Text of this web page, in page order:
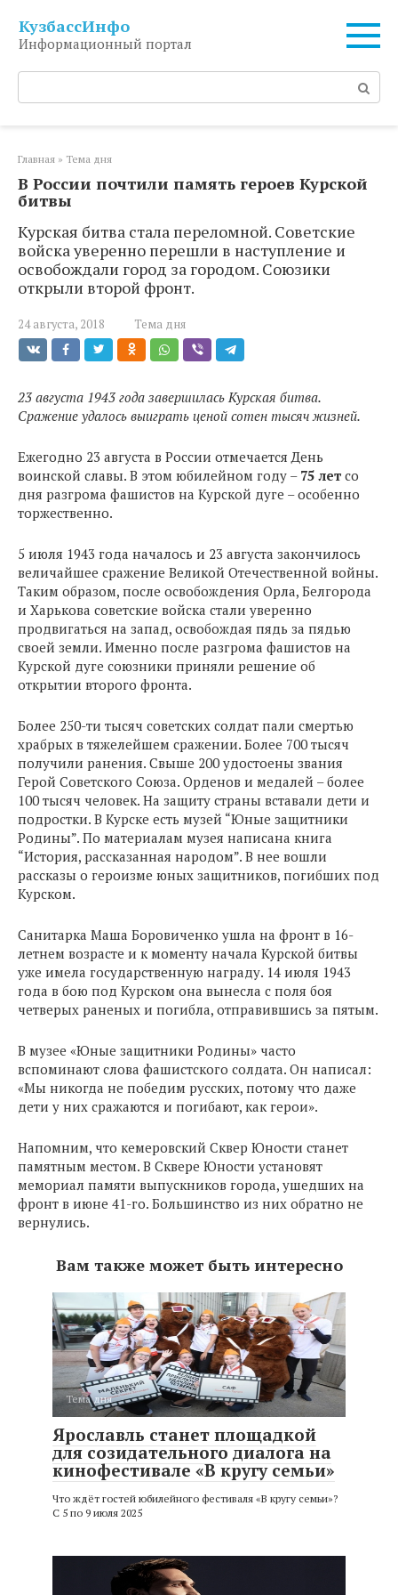
контенту
КузбассИнфо
Информационный портал
Поиск:
Главная » Тема дня
В России почтили память героев Курской
битвы
Курская битва стала переломной. Советские
войска уверенно перешли в наступление и
освобождали город за городом. Союзики
открыли второй фронт.
24 августа, 2018 Тема дня
23 августа 1943 года завершилась Курская битва.
Сражение удалось выиграть ценой сотен тысяч жизней.
Ежегодно 23 августа в России отмечается День
воинской славы. В этом юбилейном году – 75 лет со
дня разгрома фашистов на Курской дуге – особенно
торжественно.
5 июля 1943 года началось и 23 августа закончилось
величайшее сражение Великой Отечественной войны.
Таким образом, после освобождения Орла, Белгорода
и Харькова советские войска стали уверенно
продвигаться на запад, освобождая пядь за пядью
своей земли. Именно после разгрома фашистов на
Курской дуге союзники приняли решение об
открытии второго фронта.
Более 250-ти тысяч советских солдат пали смертью
храбрых в тяжелейшем сражении. Более 700 тысяч
получили ранения. Свыше 200 удостоены звания
Герой Советского Союза. Орденов и медалей – более
100 тысяч человек. На защиту страны вставали дети и
подростки. В Курске есть музей “Юные защитники
Родины”. По материалам музея написана книга
“История, рассказанная народом”. В нее вошли
рассказы о героизме юных защитников, погибших под
Курском.
Санитарка Маша Боровиченко ушла на фронт в 16-
летнем возрасте и к моменту начала Курской битвы
уже имела государственную награду. 14 июля 1943
года в бою под Курском она вынесла с поля боя
четверых раненых и погибла, отправившись за пятым.
В музее «Юные защитники Родины» часто
вспоминают слова фашистского солдата. Он написал:
«Мы никогда не победим русских, потому что даже
дети у них сражаются и погибают, как герои».
Напомним, что кемеровский Сквер Юности станет
памятным местом. В Сквере Юности установят
мемориал памяти выпускников города, ушедших на
фронт в июне 41-го. Большинство из них обратно не
вернулись.
Вам также может быть интересно
Тема дня
Ярославль станет площадкой
для созидательного диалога на
кинофестивале «В кругу семьи»
Что ждёт гостей юбилейного фестиваля «В кругу семьи»?
С 5 по 9 июля 2025